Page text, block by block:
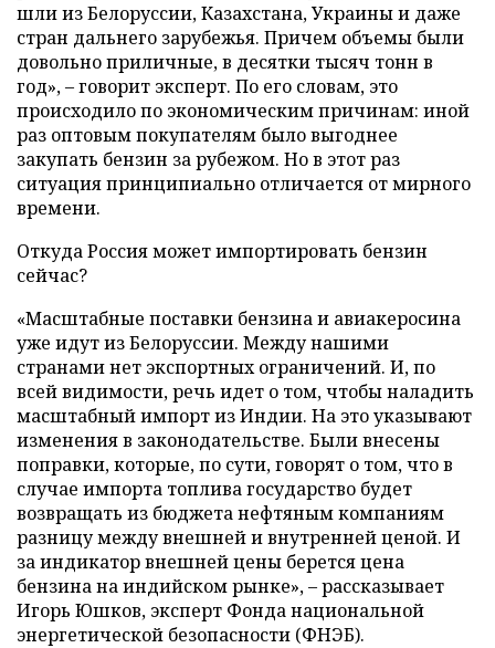
шли из Белоруссии, Казахстана, Украины и даже
стран дальнего зарубежья. Причем объемы были
довольно приличные, в десятки тысяч тонн в
год», – говорит эксперт. По его словам, это
происходило по экономическим причинам: иной
раз оптовым покупателям было выгоднее
закупать бензин за рубежом. Но в этот раз
ситуация принципиально отличается от мирного
времени.
Откуда Россия может импортировать бензин
сейчас?
«Масштабные поставки бензина и авиакеросина
уже идут из Белоруссии. Между нашими
странами нет экспортных ограничений. И, по
всей видимости, речь идет о том, чтобы наладить
масштабный импорт из Индии. На это указывают
изменения в законодательстве. Были внесены
поправки, которые, по сути, говорят о том, что в
случае импорта топлива государство будет
возвращать из бюджета нефтяным компаниям
разницу между внешней и внутренней ценой. И
за индикатор внешней цены берется цена
бензина на индийском рынке», – рассказывает
Игорь Юшков, эксперт Фонда национальной
энергетической безопасности (ФНЭБ).